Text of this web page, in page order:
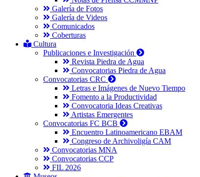
Galería de Fotos
Galería de Videos
Comunicados
Coberturas
Cultura
Publicaciones e Investigación
Revista Piedra de Agua
Convocatorias Piedra de Agua
Convocatorias CRC
Letras e Imágenes de Nuevo Tiempo
Fomento a la Productividad
Convocatoria Ideas Creativas
Artistas Emergentes
Convocatorias FC BCB
Encuentro Latinoamericano EBAM
Congreso de Archivoligía CAM
Convocatorias MNA
Convocatorias CCP
FIL 2026